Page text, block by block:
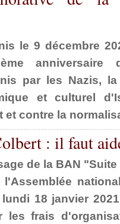
le 9 décembre
par les Nazis, la
et culturel
contre la
: il faut
de la BAN
18 janvier
les frais